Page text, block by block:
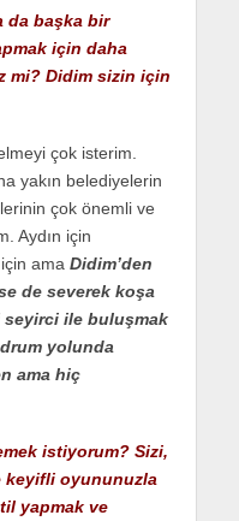
da başka bir
için daha
mi? Didim sizin için
çok isterim.
yakın belediyelerin
çok önemli ve
Aydın için
ama Didim’den
de severek koşa
seyirci ile buluşmak
yolunda
ama hiç
istiyorum? Sizi,
keyifli oyununuzla
yapmak ve